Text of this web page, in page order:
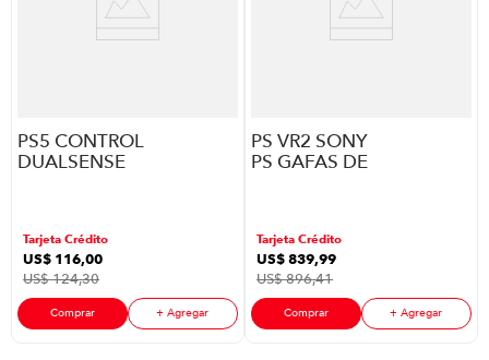
PS5 CONTROL
DUALSENSE
Tarjeta Crédito
US$ 116,00
US$124,30
Comprar + Agregar
PS VR2 SONY
PS GAFAS DE
Tarjeta Crédito
US$839,99
US$896,41
Comprar + Agregar